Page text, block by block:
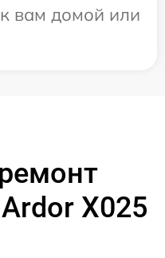
вам домой или
X025